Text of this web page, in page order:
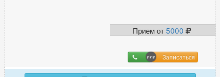
540
62
Прием от5000
Записаться